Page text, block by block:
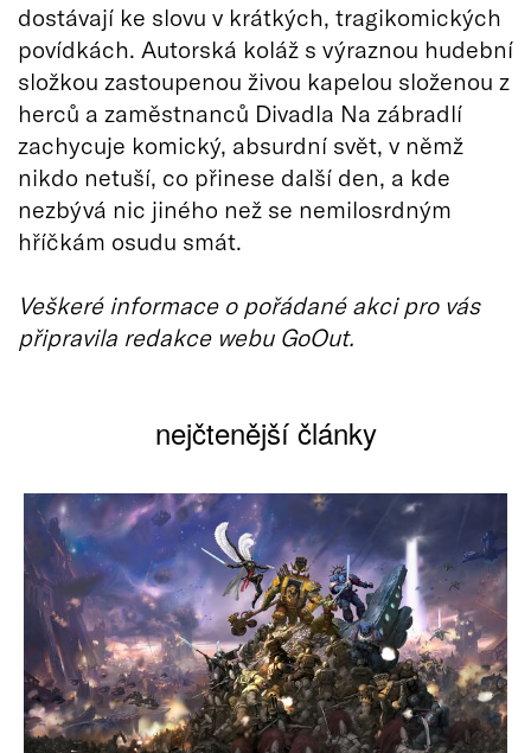
dostávají ke slovu v krátkých, tragikomických
povídkách. Autorská koláž s výraznou hudební
složkou zastoupenou živou kapelou složenou z
herců a zaměstnanců Divadla Na zábradlí
zachycuje komický, absurdní svět, v němž
nikdo netuší, co přinese další den, a kde
nezbývá nic jiného než se nemilosrdným
hříčkám osudu smát.
Veškeré informace o pořádané akci pro vás
připravila redakce webu GoOut.
nejčtenější články